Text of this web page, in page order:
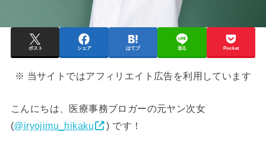
ポスト シェア はてブ 送る Pocket
※ 当サイトではアフィリエイト広告を利用しています
こんにちは、医療事務ブロガーの元ヤン次女
(@iryojimu_hikaku ) です！